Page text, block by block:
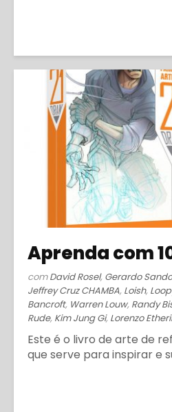
comDavid Rosel, Gerardo
Jeffrey Cruz CHAMBA, Loish,
Bancroft, Warren Louw, Randy
Rude, Kim Jung Gi, Lorenzo
Este é o livro de arte de
que serve para inspirar e